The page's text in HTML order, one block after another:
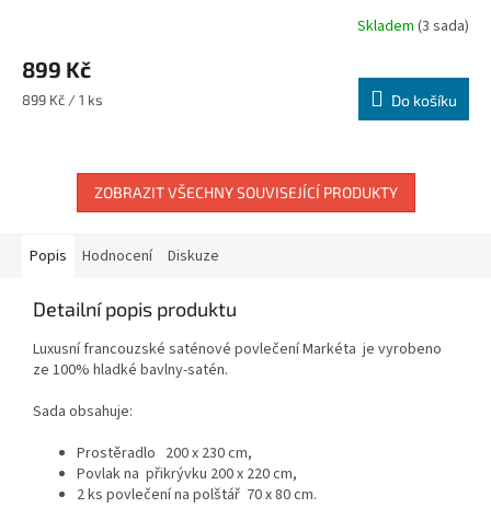
Skladem (3 sada)
899 Kč
Měrná
899 Kč / 1 ks Do košíku
ZOBRAZIT VŠECHNY SOUVISEJÍCÍ PRODUKTY
Popis Hodnocení Diskuze
Detailní popis produktu
Luxusní francouzské saténové povlečení Markéta je vyrobeno
ze 100% hladké bavlny-satén.
Sada obsahuje:
Prostěradlo 200 x 230 cm,
Povlak na přikrývku 200 x 220 cm,
2 ks povlečení na polštář 70 x 80 cm.